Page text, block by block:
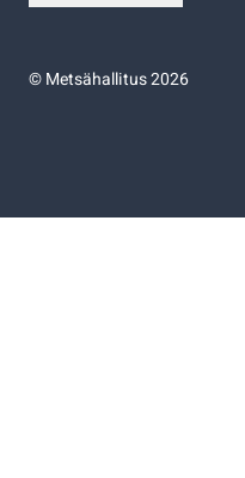
©Metsähallitus 2026